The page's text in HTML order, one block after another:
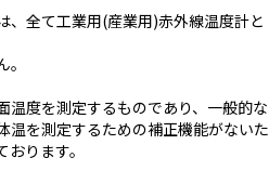
、全て工業用(産業用)赤外線温度計と
温度を測定するものであり、一般的な
温を測定するための補正機能がないた
ります。